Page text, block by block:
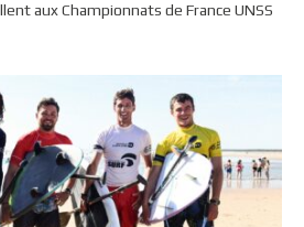
aux Championnats de France UNSS